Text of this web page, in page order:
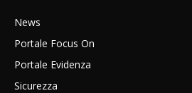
News
Portale Focus On
Portale Evidenza
Sicurezza